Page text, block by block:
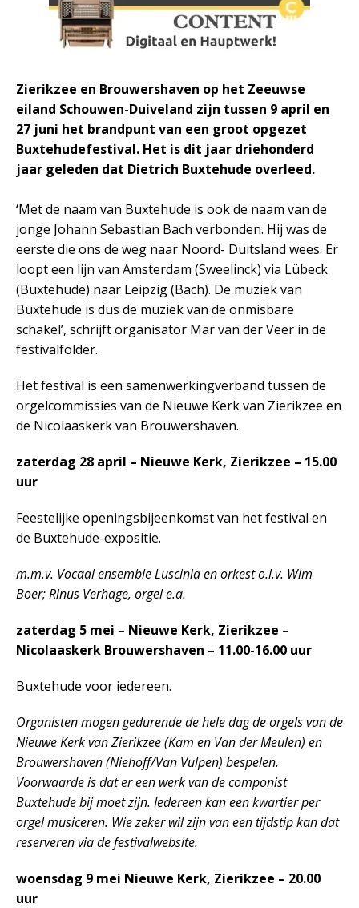
Zierikzee en Brouwershaven op het Zeeuwse
eiland Schouwen-Duiveland zijn tussen 9 april en
27 juni het brandpunt van een groot opgezet
Buxtehudefestival. Het is dit jaar driehonderd
jaar geleden dat Dietrich Buxtehude overleed.
‘Met de naam van Buxtehude is ook de naam van de
jonge Johann Sebastian Bach verbonden. Hij was de
eerste die ons de weg naar Noord- Duitsland wees. Er
loopt een lijn van Amsterdam (Sweelinck) via Lübeck
(Buxtehude) naar Leipzig (Bach). De muziek van
Buxtehude is dus de muziek van de onmisbare
schakel’, schrijft organisator Mar van der Veer in de
festivalfolder.
Het festival is een samenwerkingverband tussen de
orgelcommissies van de Nieuwe Kerk van Zierikzee en
de Nicolaaskerk van Brouwershaven.
zaterdag 28 april – Nieuwe Kerk, Zierikzee – 15.00
uur
Feestelijke openingsbijeenkomst van het festival en
de Buxtehude-expositie.
m.m.v. Vocaal ensemble Luscinia en orkest o.l.v. Wim
Boer; Rinus Verhage, orgel e.a.
zaterdag 5 mei – Nieuwe Kerk, Zierikzee –
Nicolaaskerk Brouwershaven – 11.00-16.00 uur
Buxtehude voor iedereen.
Organisten mogen gedurende de hele dag de orgels van de
Nieuwe Kerk van Zierikzee (Kam en Van der Meulen) en
Brouwershaven (Niehoff/Van Vulpen) bespelen.
Voorwaarde is dat er een werk van de componist
Buxtehude bij moet zijn. Iedereen kan een kwartier per
orgel musiceren. Wie zeker wil zijn van een tijdstip kan dat
reserveren via de festivalwebsite.
woensdag 9 mei Nieuwe Kerk, Zierikzee – 20.00
uur